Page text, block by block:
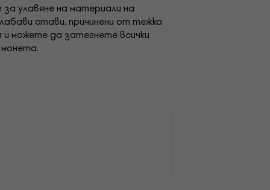
улавяне на материали на
стави, причинени от тежка
можете да затегнете всички